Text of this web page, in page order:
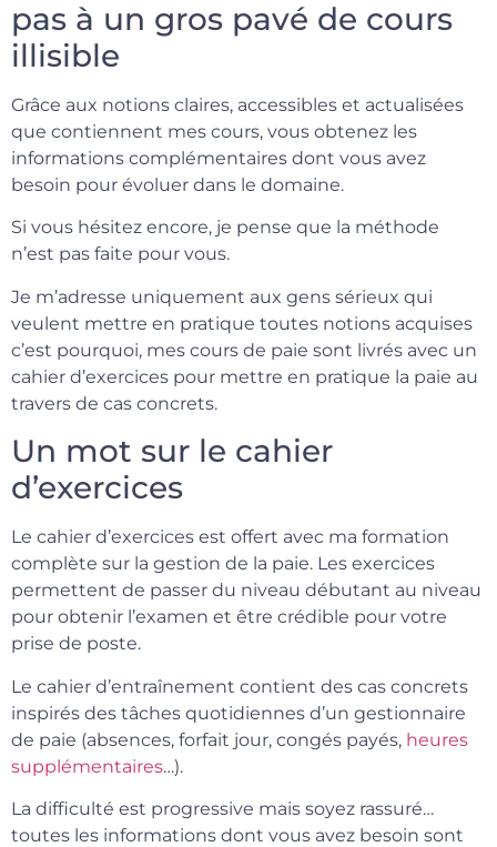
pas à un gros pavé de cours
illisible
Grâce aux notions claires, accessibles et actualisées
que contiennent mes cours, vous obtenez les
informations complémentaires dont vous avez
besoin pour évoluer dans le domaine.
Si vous hésitez encore, je pense que la méthode
n’est pas faite pour vous.
Je m’adresse uniquement aux gens sérieux qui
veulent mettre en pratique toutes notions acquises
c’est pourquoi, mes cours de paie sont livrés avec un
cahier d’exercices pour mettre en pratique la paie au
travers de cas concrets.
Un mot sur le cahier
d’exercices
Le cahier d’exercices est offert avec ma formation
complète sur la gestion de la paie. Les exercices
permettent de passer du niveau débutant au niveau
pour obtenir l’examen et être crédible pour votre
prise de poste.
Le cahier d’entraînement contient des cas concrets
inspirés des tâches quotidiennes d’un gestionnaire
de paie (absences, forfait jour, congés payés, heures
supplémentaires…).
La difficulté est progressive mais soyez rassuré…
toutes les informations dont vous avez besoin sont